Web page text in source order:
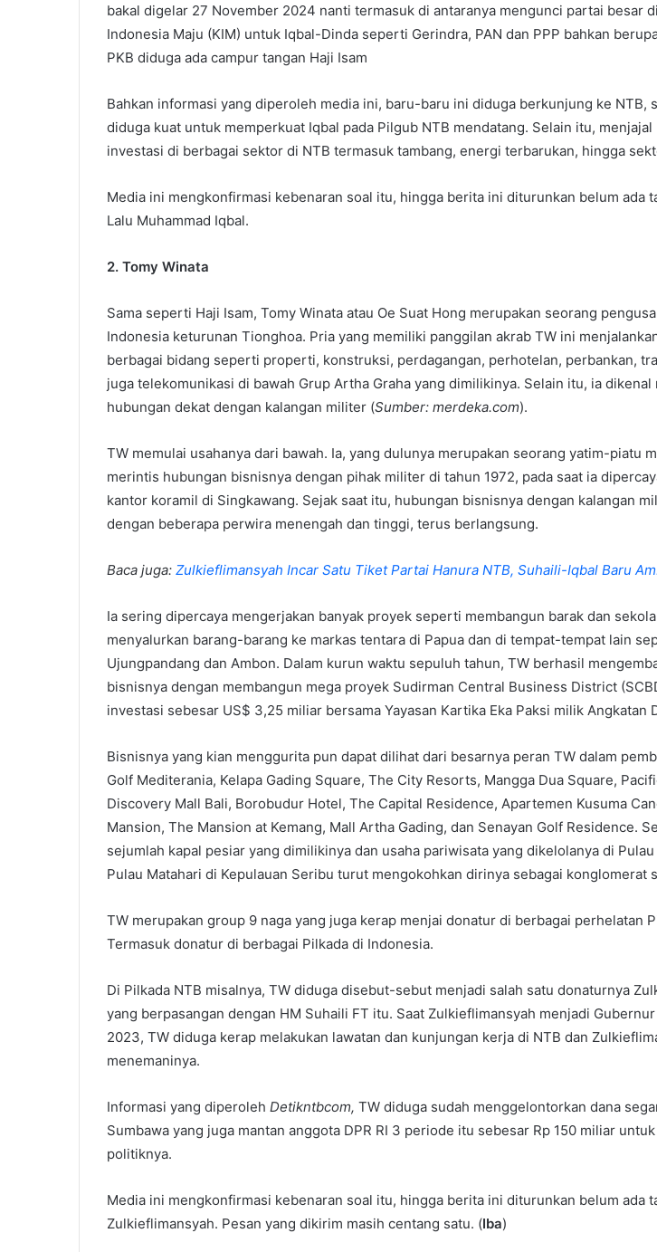
bakal digelar 27 November 2024 nanti termasuk di antaranya mengunci partai besar
Indonesia Maju (KIM) untuk Iqbal-Dinda seperti Gerindra, PAN dan PPP bahkan
PKB diduga ada campur tangan Haji Isam
Bahkan informasi yang diperoleh media ini, baru-baru ini diduga berkunjung ke NTB,
diduga kuat untuk memperkuat Iqbal pada Pilgub NTB mendatang. Selain itu, menjajal
investasi di berbagai sektor di NTB termasuk tambang, energi terbarukan, hingga
Media ini mengkonfirmasi kebenaran soal itu, hingga berita ini diturunkan belum ada
Lalu Muhammad Iqbal.
2. Tomy Winata
Sama seperti Haji Isam, Tomy Winata atau Oe Suat Hong merupakan seorang
Indonesia keturunan Tionghoa. Pria yang memiliki panggilan akrab TW ini
berbagai bidang seperti properti, konstruksi, perdagangan, perhotelan, perbankan,
juga telekomunikasi di bawah Grup Artha Graha yang dimilikinya. Selain itu, ia dikenal
hubungan dekat dengan kalangan militer (Sumber: merdeka.com).
TW memulai usahanya dari bawah. Ia, yang dulunya merupakan seorang yatim-piatu
merintis hubungan bisnisnya dengan pihak militer di tahun 1972, pada saat ia
kantor koramil di Singkawang. Sejak saat itu, hubungan bisnisnya dengan kalangan
dengan beberapa perwira menengah dan tinggi, terus berlangsung.
Baca juga: Zulkieflimansyah Incar Satu Tiket Partai Hanura NTB, Suhaili-Iqbal Baru
Ia sering dipercaya mengerjakan banyak proyek seperti membangun barak dan
menyalurkan barang-barang ke markas tentara di Papua dan di tempat-tempat lain
Ujungpandang dan Ambon. Dalam kurun waktu sepuluh tahun, TW berhasil
bisnisnya dengan membangun mega proyek Sudirman Central Business District
investasi sebesar US$ 3,25 miliar bersama Yayasan Kartika Eka Paksi milik Angkatan
Bisnisnya yang kian menggurita pun dapat dilihat dari besarnya peran TW dalam
Golf Mediterania, Kelapa Gading Square, The City Resorts, Mangga Dua Square,
Discovery Mall Bali, Borobudur Hotel, The Capital Residence, Apartemen Kusuma
Mansion, The Mansion at Kemang, Mall Artha Gading, dan Senayan Golf Residence.
sejumlah kapal pesiar yang dimilikinya dan usaha pariwisata yang dikelolanya di
Pulau Matahari di Kepulauan Seribu turut mengokohkan dirinya sebagai konglomerat
TW merupakan group 9 naga yang juga kerap menjai donatur di berbagai perhelatan
Termasuk donatur di berbagai Pilkada di Indonesia.
Di Pilkada NTB misalnya, TW diduga disebut-sebut menjadi salah satu donaturnya
yang berpasangan dengan HM Suhaili FT itu. Saat Zulkieflimansyah menjadi
2023, TW diduga kerap melakukan lawatan dan kunjungan kerja di NTB dan
menemaninya.
Informasi yang diperoleh Detikntbcom, TW diduga sudah menggelontorkan dana
Sumbawa yang juga mantan anggota DPR RI 3 periode itu sebesar Rp 150 miliar
politiknya.
Media ini mengkonfirmasi kebenaran soal itu, hingga berita ini diturunkan belum ada
Zulkieflimansyah. Pesan yang dikirim masih centang satu. (Iba)